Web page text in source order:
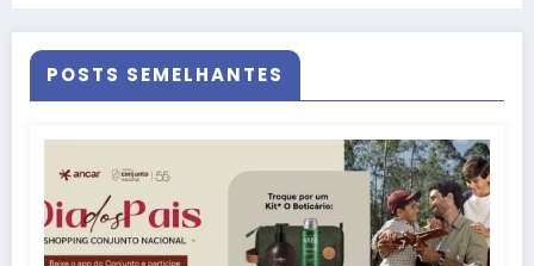
POSTS SEMELHANTES